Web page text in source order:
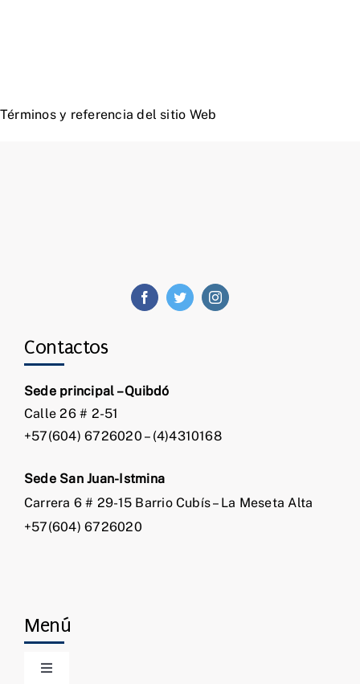
Términos y referencia del sitio Web
Contactos
Sede principal – Quibdó
Calle 26 # 2-51
+57(604) 6726020 – (4)4310168
Sede San Juan-Istmina
Carrera 6 # 29-15 Barrio Cubís – La Meseta Alta
+57(604) 6726020
Menú
Toggle